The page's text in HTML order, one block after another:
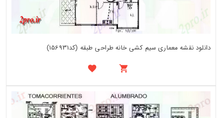
دانلود نقشه معماری سیم کشی خانه طراحی طبقه (کد156931)